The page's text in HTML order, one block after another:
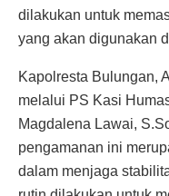
dilakukan untuk
yang akan digunakan
Kapolresta Bulungan,
melalui PS Kasi
Magdalena Lawai,
pengamanan ini
dalam menjaga